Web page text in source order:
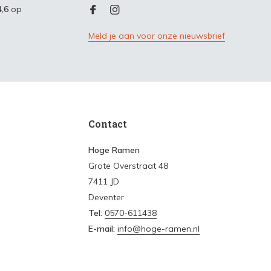
op
Meld je aan voor onze nieuwsbrief
Contact
Hoge Ramen
Grote Overstraat 48
7411 JD
Deventer
Tel: 0570-611438
E-mail: info@hoge-ramen.nl